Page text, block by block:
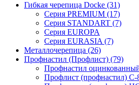
Гибкая черепица Docke (31)
Серия PREMIUM (17)
Серия STANDART (7)
Серия EUROPA
Серия EURASIA (7)
Металлочерепица (26)
Профнастил (Профлист) (79)
Профнастил
Профлист (профнастил) С-